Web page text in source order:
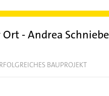
- Andrea
BAUPROJEKT